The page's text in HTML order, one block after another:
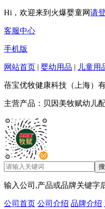
Hi，欢迎来到火爆婴童网请
客服中心
手机版
网站首页 | 婴幼用品 | 儿童用
蓓宝优牧健康科技（上海）
主营产品：贝因美牧赋幼儿
输入公司,产品或品牌关键字
公司首页 公司介绍 品牌介绍